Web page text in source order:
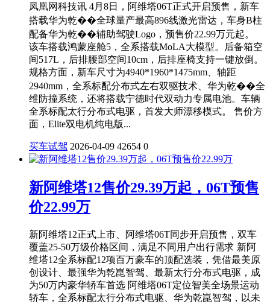
凤凰网科技讯 4月8日，阿维塔06T正式开启预售，新车
搭载华为乾��全球量产最高896线激光雷达，车身B柱
配备华为乾��辅助驾驶Logo，预售价22.99万元起。
该车搭载鸿蒙座舱5，全系搭载MoLA大模型。后备箱空
间517L，后排腰部空间10cm，后排座椅支持一键放倒。
规格方面，新车尺寸为4940*1960*1475mm、轴距
2940mm，全系标配分布式左右双驱技术、华为乾��全
维防撞系统，还将搭载宁德时代双动力专属电池。车辆
全系标配太行分布式电驱，首发大师漂移模式。 售价方
面，Elite双电机纯电版...
买车试驾 2026-04-09 42654 0
新阿维塔12售价29.39万起，06T预售
价22.99万
新阿维塔12正式上市、阿维塔06T同步开启预售，双车
覆盖25-50万级价格区间，满足不同用户出行需求 新阿
维塔12全系标配12项百万豪车的顶配选装，凭借最美原
创设计、最强华为乾崑智驾、最新太行分布式电驱，成
为50万内豪华轿车首选 阿维塔06T定位智美全场景运动
轿车，全系标配太行分布式电驱、华为乾崑智驾，以未